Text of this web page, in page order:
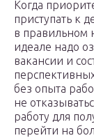
Когда
приступать к
в правильном
идеале надо
вакансии и
без опыта
не
работу для
перейти на